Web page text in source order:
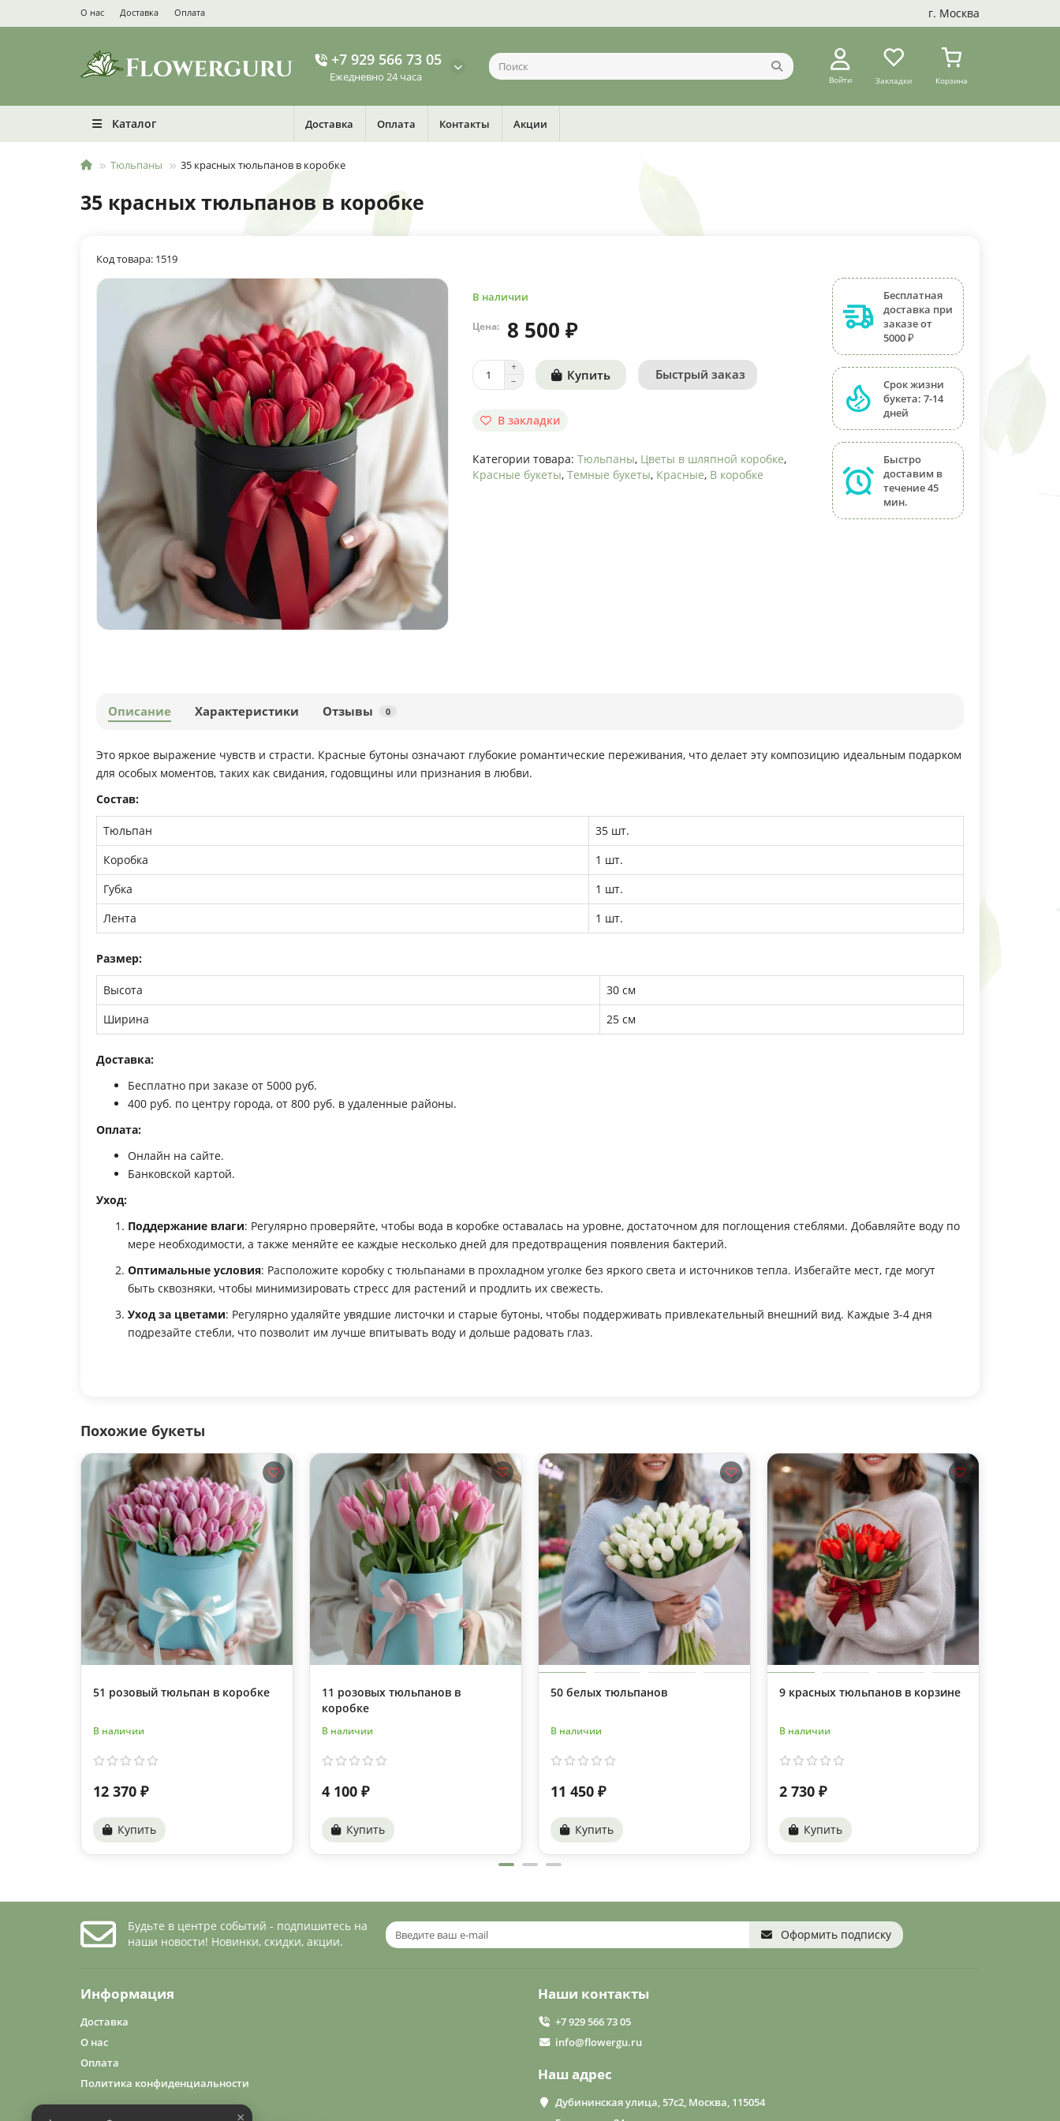
О нас Доставка Оплата г. Москва
+7 929 566 73 05
Ежедневно 24 часа Войти Закладки Корзина
Каталог Доставка Оплата Контакты Акции
Тюльпаны 35 красных тюльпанов в коробке
35 красных тюльпанов в коробке
Код товара: 1519
В наличии
Цена: 8 500 ₽
Купить Быстрый заказ
В закладки
Категории товара: Тюльпаны, Цветы в шляпной коробке,
Красные букеты, Темные букеты, Красные, В коробке
Бесплатная
доставка при
заказе от
5000 ₽
Срок жизни
букета: 7-14
дней
Быстро
доставим в
течение 45
мин.
Описание Характеристики Отзывы 0
Это яркое выражение чувств и страсти. Красные бутоны означают глубокие романтические переживания, что делает эту композицию идеальным подарком
для особых моментов, таких как свидания, годовщины или признания в любви.
Состав:
Тюльпан
35 шт.
Коробка
1 шт.
Губка
1 шт.
Лента
1 шт.
Размер:
Высота
30 см
Ширина
25 см
Доставка:
Бесплатно при заказе от 5000 руб.
400 руб. по центру города, от 800 руб. в удаленные районы.
Оплата:
Онлайн на сайте.
Банковской картой.
Уход:
Поддержание влаги: Регулярно проверяйте, чтобы вода в коробке оставалась на уровне, достаточном для поглощения стеблями. Добавляйте воду по
мере необходимости, а также меняйте ее каждые несколько дней для предотвращения появления бактерий.
Оптимальные условия: Расположите коробку с тюльпанами в прохладном уголке без яркого света и источников тепла. Избегайте мест, где могут
быть сквозняки, чтобы минимизировать стресс для растений и продлить их свежесть.
Уход за цветами: Регулярно удаляйте увядшие листочки и старые бутоны, чтобы поддерживать привлекательный внешний вид. Каждые 3-4 дня
подрезайте стебли, что позволит им лучше впитывать воду и дольше радовать глаз.
Похожие букеты
51 розовый тюльпан в коробке
В наличии
12 370 ₽
Купить
11 розовых тюльпанов в
коробке
В наличии
4 100 ₽
Купить
50 белых тюльпанов
В наличии
11 450 ₽
Купить
9 красных тюльпанов в корзине
В наличии
2 730 ₽
Купить
Будьте в центре событий - подпишитесь на
наши новости! Новинки, скидки, акции.
Оформить подписку
Информация
Доставка
О нас
Оплата
Политика конфиденциальности
Наши контакты
+7 929 566 73 05
info@flowergu.ru
Наш адрес
Дубининская улица, 57с2, Москва, 115054
×